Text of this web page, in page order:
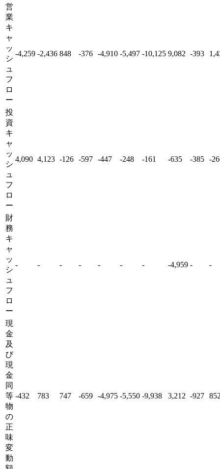
営
業
キ
ャ
ッ
シ
ュ
フ
ロ
ー
-4,259 -2,436 848 -376 -4,910 -5,497 -10,125 9,082 -393
投
資
キ
ャ
ッ
シ
ュ
フ
ロ
ー
4,090 4,123 -126 -597 -447 -248 -161 -635 -385 -
財
務
キ
ャ
ッ
シ
ュ
フ
ロ
ー
- - - - - - - -4,959 - -
現
金
及
び
現
金
同
等
物
の
正
味
変
動
-432 783 747 -659 -4,975 -5,550 -9,938 3,212 -927